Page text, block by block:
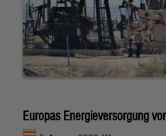
Europas Energieversorgung